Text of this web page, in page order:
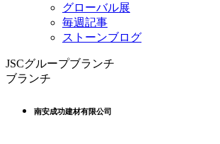
グローバル展
毎週記事
ストーンブログ
JSCグループブランチ
ブランチ
南安成功建材有限公司